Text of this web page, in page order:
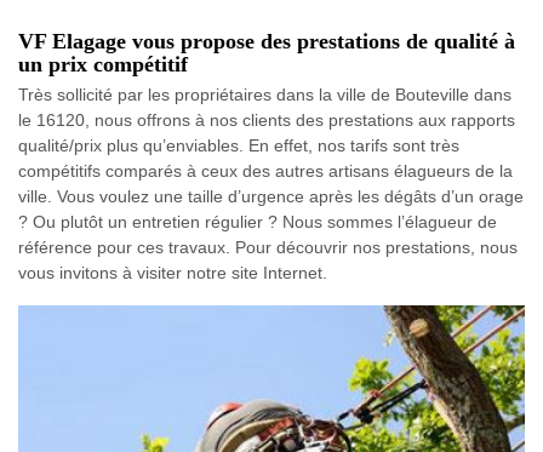
VF Elagage vous propose des prestations de qualité à
un prix compétitif
Très sollicité par les propriétaires dans la ville de Bouteville dans
le 16120, nous offrons à nos clients des prestations aux rapports
qualité/prix plus qu’enviables. En effet, nos tarifs sont très
compétitifs comparés à ceux des autres artisans élagueurs de la
ville. Vous voulez une taille d’urgence après les dégâts d’un orage
? Ou plutôt un entretien régulier ? Nous sommes l’élagueur de
référence pour ces travaux. Pour découvrir nos prestations, nous
vous invitons à visiter notre site Internet.